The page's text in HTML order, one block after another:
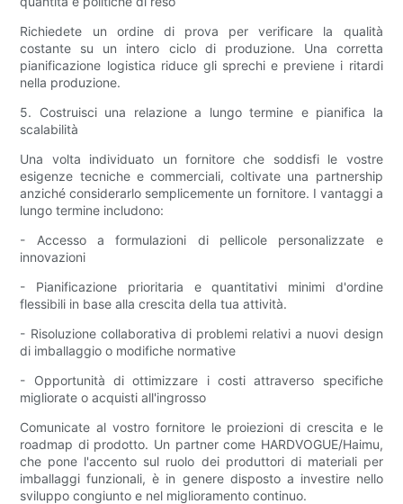
Richiedete un ordine di prova per verificare la qualità
costante su un intero ciclo di produzione. Una corretta
pianificazione logistica riduce gli sprechi e previene i ritardi
nella produzione.
5. Costruisci una relazione a lungo termine e pianifica la
scalabilità
Una volta individuato un fornitore che soddisfi le vostre
esigenze tecniche e commerciali, coltivate una partnership
anziché considerarlo semplicemente un fornitore. I vantaggi a
lungo termine includono:
- Accesso a formulazioni di pellicole personalizzate e
innovazioni
- Pianificazione prioritaria e quantitativi minimi d'ordine
flessibili in base alla crescita della tua attività.
- Risoluzione collaborativa di problemi relativi a nuovi design
di imballaggio o modifiche normative
- Opportunità di ottimizzare i costi attraverso specifiche
migliorate o acquisti all'ingrosso
Comunicate al vostro fornitore le proiezioni di crescita e le
roadmap di prodotto. Un partner come HARDVOGUE/Haimu,
che pone l'accento sul ruolo dei produttori di materiali per
imballaggi funzionali, è in genere disposto a investire nello
sviluppo congiunto e nel miglioramento continuo.